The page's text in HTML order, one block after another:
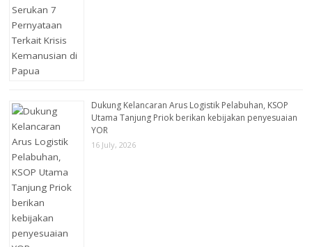
Dukung Kelancaran Arus Logistik Pelabuhan, KSOP
Utama Tanjung Priok berikan kebijakan penyesuaian
YOR
16 July, 2026